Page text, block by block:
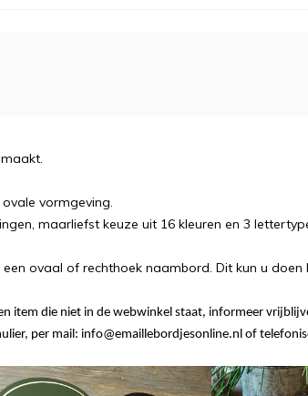
vormgeving.
maarliefst keuze uit 16 kleuren en 3
ovaal of rechthoek naambord. Dit kun u
item die niet in de webwinkel staat, informeer
per mail: info@emaillebordjesonline.nl of